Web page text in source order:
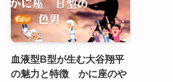
血液型B型が生む大谷翔平
の魅力と特徴 かに座のや